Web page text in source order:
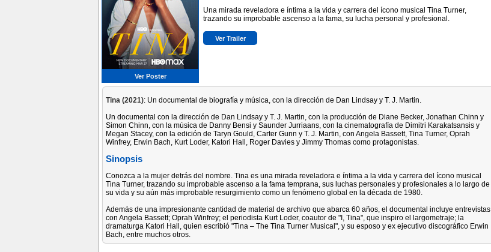
Ver Poster
Una mirada reveladora e íntima a la vida y carrera del ícono musical Tina Turner,
trazando su improbable ascenso a la fama, su lucha personal y profesional.
Ver Trailer
Tina (2021): Un documental de biografía y música, con la dirección de Dan Lindsay y T. J. Martin.
Un documental con la dirección de Dan Lindsay y T. J. Martin, con la producción de Diane Becker, Jonathan Chinn y
Simon Chinn, con la música de Danny Bensi y Saunder Jurriaans, con la cinematografía de Dimitri Karakatsansis y
Megan Stacey, con la edición de Taryn Gould, Carter Gunn y T. J. Martin, con Angela Bassett, Tina Turner, Oprah
Winfrey, Erwin Bach, Kurt Loder, Katori Hall, Roger Davies y Jimmy Thomas como protagonistas.
Sinopsis
Conozca a la mujer detrás del nombre. Tina es una mirada reveladora e íntima a la vida y carrera del ícono musical
Tina Turner, trazando su improbable ascenso a la fama temprana, sus luchas personales y profesionales a lo largo de
su vida y su aún más improbable resurgimiento como un fenómeno global en la década de 1980.
Además de una impresionante cantidad de material de archivo que abarca 60 años, el documental incluye entrevistas
con Angela Bassett; Oprah Winfrey; el periodista Kurt Loder, coautor de "I, Tina", que inspiro el largometraje; la
dramaturga Katori Hall, quien escribió "Tina – The Tina Turner Musical", y su esposo y ex ejecutivo discográfico Erwin
Bach, entre muchos otros.